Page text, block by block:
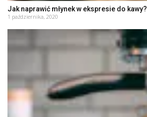
Jak naprawić młynek w ekspresie do kawy?
1 października, 2020